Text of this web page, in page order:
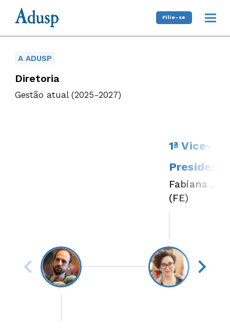
Filie-se
A ADUSP
Diretoria
Gestão atual (2025-2027)
1ª Vice-
Presidente
Fabiana
(FE)